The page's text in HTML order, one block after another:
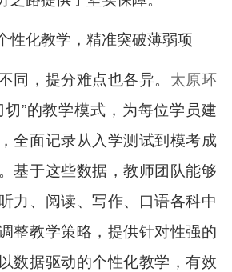
性化教学，精准突破薄弱项
同，提分难点也各异。 太原环
切”的教学模式，为每位学员建
全面记录从入学测试到模考成
基于这些数据，教师团队能够
力、阅读、写作、口语各科中
整教学策略，提供针对性强的
数据驱动的个性化教学，有效